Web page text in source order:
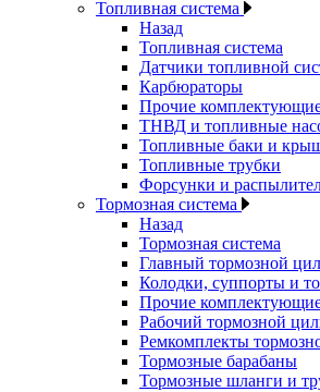
Топливная система
Назад
Топливная система
Датчики топливной
Карбюраторы
Прочие
ТНВД и топливные
Топливные баки и
Топливные трубки
Форсунки и
Тормозная система
Назад
Тормозная система
Главный тормозной
Колодки, суппорты и
Прочие
Рабочий тормозной
Ремкомплекты
Тормозные барабаны
Тормозные шланги и